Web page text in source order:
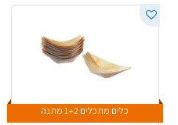
כלים מתכלים 1+2 מתנה